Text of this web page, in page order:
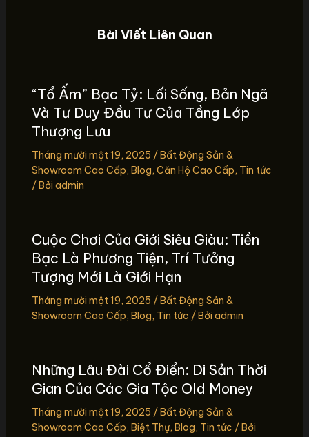
Bài Viết Liên Quan
“Tổ Ấm” Bạc Tỷ: Lối Sống, Bản Ngã
Và Tư Duy Đầu Tư Của Tầng Lớp
Thượng Lưu
Tháng mười một 19, 2025 /Bất Động Sản &
Showroom Cao Cấp, Blog, Căn Hộ Cao Cấp, Tin tức
/ Bởi admin
Cuộc Chơi Của Giới Siêu Giàu: Tiền
Bạc Là Phương Tiện, Trí Tưởng
Tượng Mới Là Giới Hạn
Tháng mười một 19, 2025 /Bất Động Sản &
Showroom Cao Cấp, Blog, Tin tức / Bởi admin
Những Lâu Đài Cổ Điển: Di Sản Thời
Gian Của Các Gia Tộc Old Money
Tháng mười một 19, 2025 /Bất Động Sản &
Showroom Cao Cấp, Biệt Thự, Blog, Tin tức / Bởi